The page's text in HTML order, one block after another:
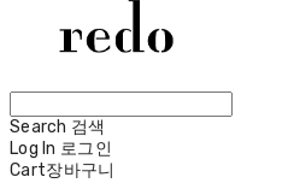
Search 검색
Log In 로그인
Cart장바구니